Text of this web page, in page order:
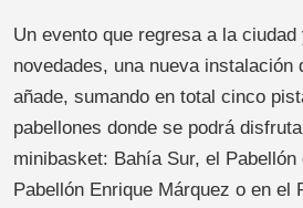
Un evento que regresa a la
novedades, una nueva instalación
añade, sumando en total cinco
pabellones donde se podrá
minibasket: Bahía Sur, el Pabellón
Pabellón Enrique Márquez o en el